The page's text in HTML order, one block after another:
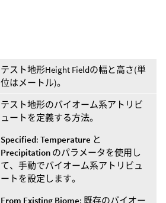
テスト地形Height Fieldの幅と高さ(単
位はメートル)。
テスト地形のバイオーム系アトリビ
ュートを定義する方法。
Specified: Temperature と
Precipitation のパラメータを使用し
て、手動でバイオーム系アトリビュ
ートを設定します。
From Existing Biome: 既存のバイオー